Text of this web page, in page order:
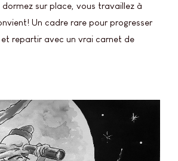
sur place, vous travaillez à
Un cadre rare pour progresser
repartir avec un vrai carnet de